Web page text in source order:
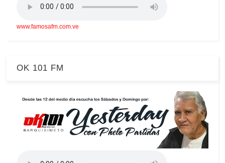
www.famosafm.com.ve
OK 101 FM